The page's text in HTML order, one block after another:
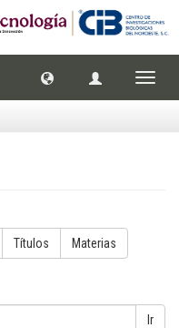
Títulos Materias
Ir